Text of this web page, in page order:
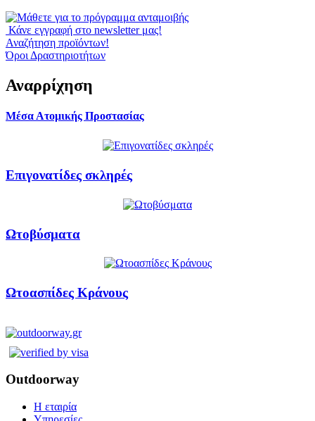
Κάνε εγγραφή στο newsletter μας!
Αναζήτηση προϊόντων!
Όροι Δραστηριοτήτων
Αναρρίχηση
Μέσα Ατομικής Προστασίας
Επιγονατίδες σκληρές
Ωτοβύσματα
Ωτοασπίδες Κράνους
Outdoorway
Η εταιρία